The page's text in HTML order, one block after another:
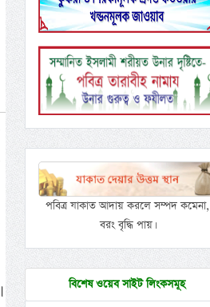
পবিত্র যাকাত আদায় করলে সম্পদ কমেনা,
বরং বৃদ্ধি পায়।
বিশেষ ওয়েব সাইট লিংকসমূহ